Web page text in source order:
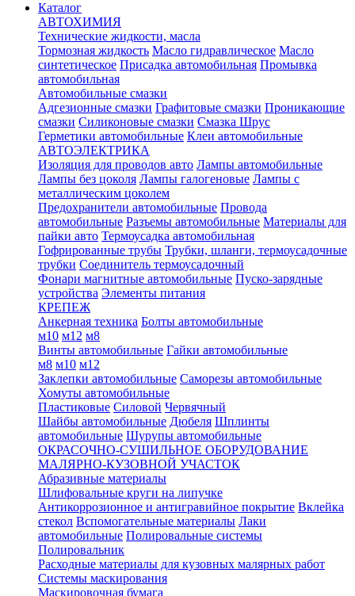
Каталог
АВТОХИМИЯ
Технические жидкости, масла
Тормозная жидкость Масло гидравлическое Масло
синтетическое Присадка автомобильная Промывка
автомобильная
Автомобильные смазки
Адгезионные смазки Графитовые смазки Проникающие
смазки Силиконовые смазки Смазка Шрус
Герметики автомобильные Клеи автомобильные
АВТОЭЛЕКТРИКА
Изоляция для проводов авто Лампы автомобильные
Лампы без цоколя Лампы галогеновые Лампы с
металлическим цоколем
Предохранители автомобильные Провода
автомобильные Разъемы автомобильные Материалы для
пайки авто Термоусадка автомобильная
Гофрированные трубы Трубки, шланги, термоусадочные
трубки Соединитель термоусадочный
Фонари магнитные автомобильные Пуско-зарядные
устройства Элементы питания
КРЕПЕЖ
Анкерная техника Болты автомобильные
м10 м12 м8
Винты автомобильные Гайки автомобильные
м8 м10 м12
Заклепки автомобильные Саморезы автомобильные
Хомуты автомобильные
Пластиковые Силовой Червячный
Шайбы автомобильные Дюбеля Шплинты
автомобильные Шурупы автомобильные
ОКРАСОЧНО-СУШИЛЬНОЕ ОБОРУДОВАНИЕ
МАЛЯРНО-КУЗОВНОЙ УЧАСТОК
Абразивные материалы
Шлифовальные круги на липучке
Антикоррозионное и антигравийное покрытие Вклейка
стекол Вспомогательные материалы Лаки
автомобильные Полировальные системы
Полировальник
Расходные материалы для кузовных малярных работ
Системы маскирования
Маскировочная бумага